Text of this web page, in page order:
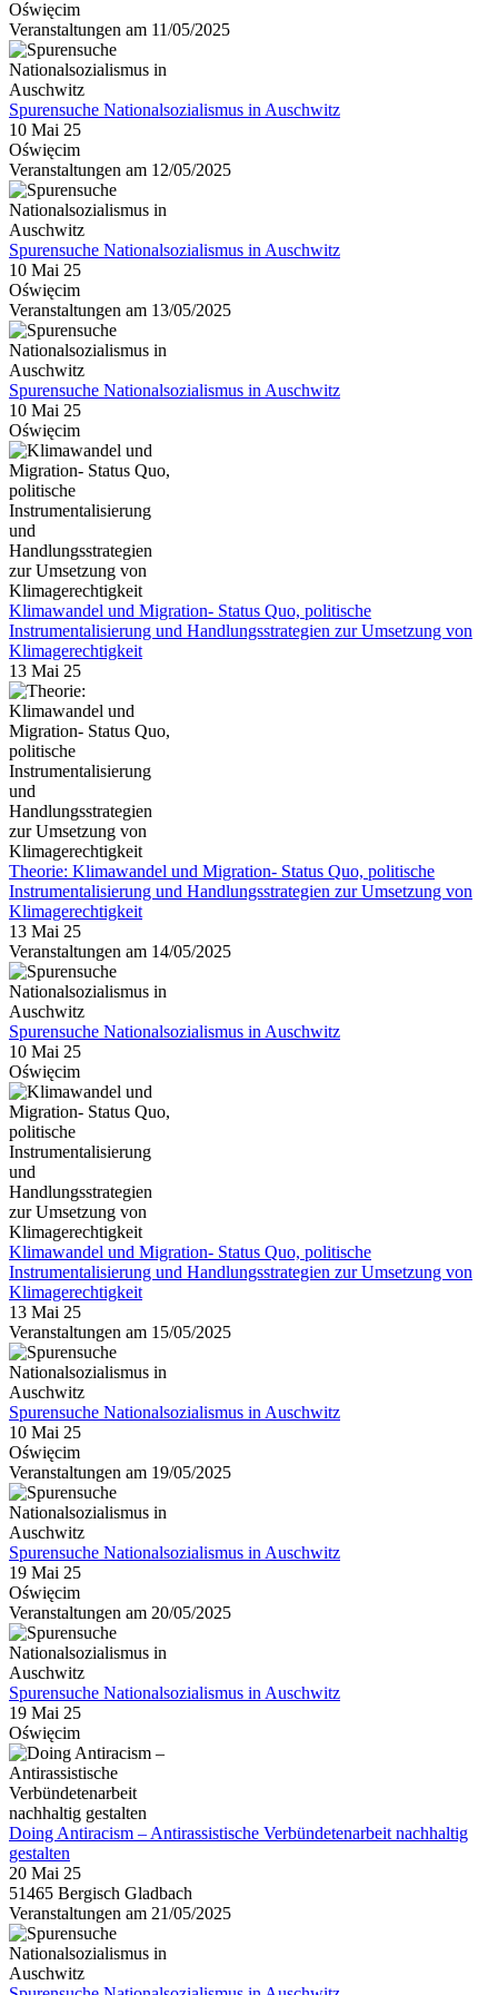
Oświęcim
Veranstaltungen am 11/05/2025
Spurensuche Nationalsozialismus in Auschwitz
10 Mai 25
Oświęcim
Veranstaltungen am 12/05/2025
Spurensuche Nationalsozialismus in Auschwitz
10 Mai 25
Oświęcim
Veranstaltungen am 13/05/2025
Spurensuche Nationalsozialismus in Auschwitz
10 Mai 25
Oświęcim
Klimawandel und Migration- Status Quo, politische
Instrumentalisierung und Handlungsstrategien zur Umsetzung von
Klimagerechtigkeit
13 Mai 25
Theorie: Klimawandel und Migration- Status Quo, politische
Instrumentalisierung und Handlungsstrategien zur Umsetzung von
Klimagerechtigkeit
13 Mai 25
Veranstaltungen am 14/05/2025
Spurensuche Nationalsozialismus in Auschwitz
10 Mai 25
Oświęcim
Klimawandel und Migration- Status Quo, politische
Instrumentalisierung und Handlungsstrategien zur Umsetzung von
Klimagerechtigkeit
13 Mai 25
Veranstaltungen am 15/05/2025
Spurensuche Nationalsozialismus in Auschwitz
10 Mai 25
Oświęcim
Veranstaltungen am 19/05/2025
Spurensuche Nationalsozialismus in Auschwitz
19 Mai 25
Oświęcim
Veranstaltungen am 20/05/2025
Spurensuche Nationalsozialismus in Auschwitz
19 Mai 25
Oświęcim
Doing Antiracism – Antirassistische Verbündetenarbeit nachhaltig
gestalten
20 Mai 25
51465 Bergisch Gladbach
Veranstaltungen am 21/05/2025